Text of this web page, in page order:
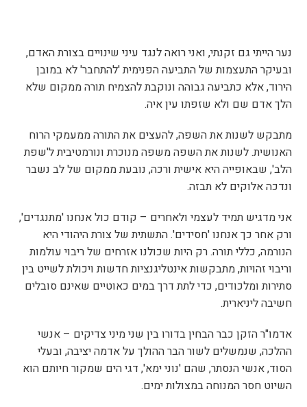
נער הייתי גם זקנתי, ואני רואה לנגד עיני שינויים בצורת האדם,
ובעיקר התעצמות של התביעה הפנימית 'להתחבר' לא במובן
הירוד, אלא כתביעה גבוהה ונוקבת להצמיח תורה ממקום שלא
הלך אדם שם ולא שזפתו עין איה.
מתבקש לשנות את השפה, להעצים את התורה ממעמקי הרוח
האנושית. לשנות את השפה משפה מנוכרת ונורמטיבית ל'שפת
הלב', שבאופייה היא אישית ורכה, נובעת ממקום של לב נשבר
ונדכה אלוקים לא תבזה.
אני מדגיש תמיד לעצמי ולאחרים – קודם כול אנחנו 'מתנגדים',
ורק אחר כך אנחנו 'חסידים'. התשתית של צורת היהודי היא
הנורמה, כללי תורה. רק היות שכולנו אזרחים של ריבוי עולמות
וריבוי זהויות, מתבקשות אינטליגנציות חדשות ויכולת לשייט בין
סתירות ומלכודים, כדי לתת דרך במים כאוטיים שאינם סובלים
חשיבה ליניארית.
אדמו"ר הזקן כבר הבחין בדורו בין שני מיני צדיקים – אנשי
ההלכה, שנמשלים לשור הבר ההולך על אדמה יציבה, ובעלי
הסוד, אנשי הנסתר, שהם 'נוני ימא', דגי הים שמקור חיותם הוא
השיוט חסר המנוחה במצולות ימים.